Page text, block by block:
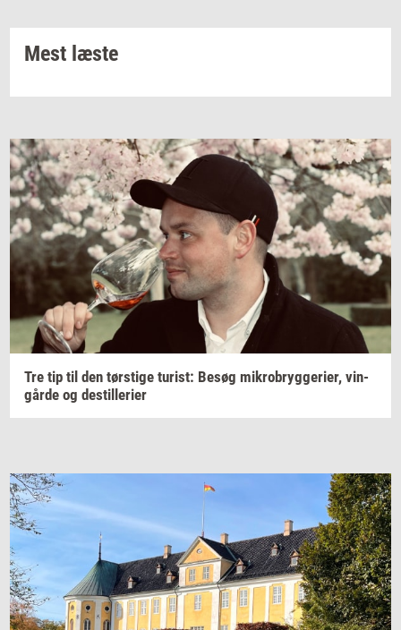
Mest læste
Tre tip til den tørsti­ge turist: Besøg mi­kro­bryg­ge­ri­er, vin­
går­de og destil­le­ri­er